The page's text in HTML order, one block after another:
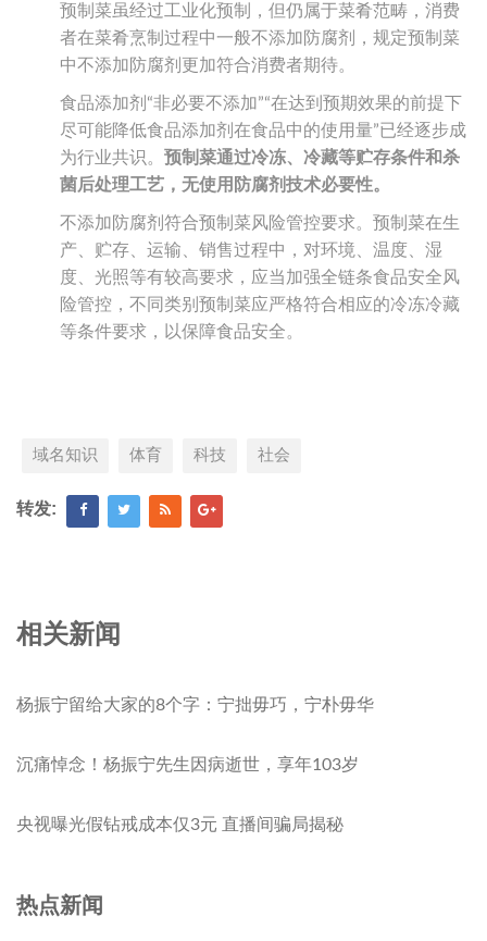
预制菜虽经过工业化预制，但仍属于菜肴范畴，消费
者在菜肴烹制过程中一般不添加防腐剂，规定预制菜
中不添加防腐剂更加符合消费者期待。
食品添加剂“非必要不添加”“在达到预期效果的前提下
尽可能降低食品添加剂在食品中的使用量”已经逐步成
为行业共识。 预制菜通过冷冻、冷藏等贮存条件和杀
菌后处理工艺，无使用防腐剂技术必要性。
不添加防腐剂符合预制菜风险管控要求。预制菜在生
产、贮存、运输、销售过程中，对环境、温度、湿
度、光照等有较高要求，应当加强全链条食品安全风
险管控，不同类别预制菜应严格符合相应的冷冻冷藏
等条件要求，以保障食品安全。
域名知识 体育 科技 社会
转发:
相关新闻
杨振宁留给大家的8个字：宁拙毋巧，宁朴毋华
沉痛悼念！杨振宁先生因病逝世，享年103岁
央视曝光假钻戒成本仅3元 直播间骗局揭秘
热点新闻